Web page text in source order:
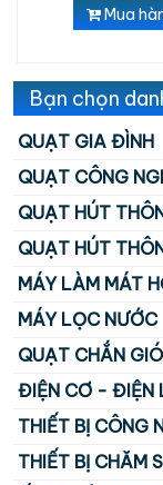
Mua
Bạn chọn
QUẠT GIA ĐÌNH
QUẠT CÔNG
QUẠT HÚT
QUẠT HÚT
MÁY LÀM MÁT
MÁY LỌC NƯỚC
QUẠT CHẮN
ĐIỆN CƠ - ĐIỆN
THIẾT BỊ CÔNG
THIẾT BỊ CHĂM